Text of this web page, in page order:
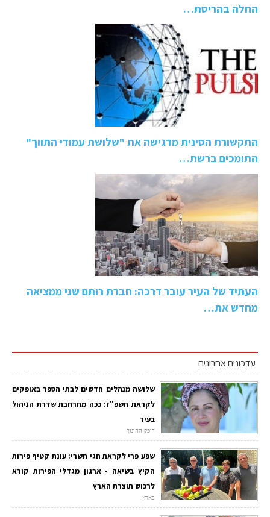
החלה בהריסת…
התקשורת הסינית מדגישה את "שלושת עמודי התווך"
התומכים ברשת…
העתיד של העיר עובר דרכה: חברת רותם שני ממציאה
מחדש את…
עדכונים אחרונים
שלושה מנהלים חדשים לבתי הספר באופקים
לקראת תשפ"ז: ככה מתרחבת שדרת הניהול
בעיר
דופק החינוך
שפע פרי לקראת חגי תשרי: עונת קטיף פירות
הקיץ בשיאה - ארגון מגדלי הפירות קורא
לרכוש תוצרת הארץ
בארץ